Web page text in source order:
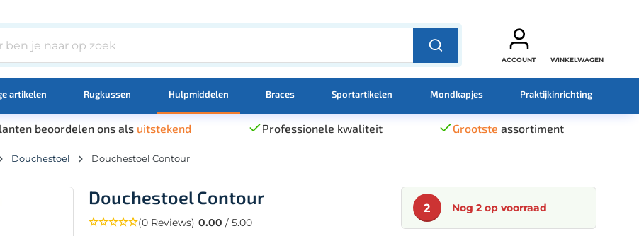
ACCOUNT WINKELWAGEN
artikelen Rugkussen Hulpmiddelen Braces Sportartikelen Mondkapjes Praktijkinrichting
beoordelen ons als uitstekend Professionele kwaliteit Grootste assortiment
Douchestoel Douchestoel Contour
Douchestoel Contour
(0 Reviews) 0.00 / 5.00
2 Nog 2 op voorraad